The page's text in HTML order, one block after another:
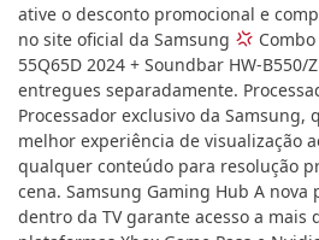
ative o desconto promocional e
no site oficial da Samsung
Combo
55Q65D 2024 + Soundbar HW-
entregues separadamente.
Processador exclusivo da Samsung,
melhor experiência de visualização
qualquer conteúdo para resolução
cena. Samsung Gaming Hub A nova
dentro da TV garante acesso a mais